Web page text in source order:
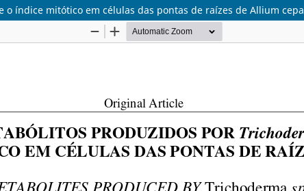
índice mitótico em células das pontas de raízes de Allium cepa